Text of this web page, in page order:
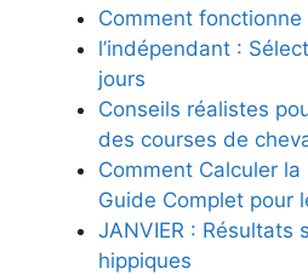
Comment fonctionne
l’indépendant :
jours
Conseils réalistes
des courses de
Comment Calculer la
Guide Complet pour
JANVIER : Résultats
hippiques